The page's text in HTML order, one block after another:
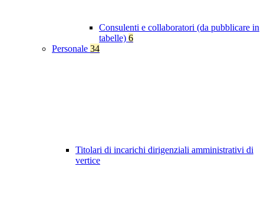
Consulenti e collaboratori (da pubblicare in
tabelle) 6
Personale 34
Titolari di incarichi dirigenziali amministrativi di
vertice